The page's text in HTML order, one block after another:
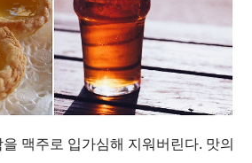
맥주로 입가심해 지워버린다. 맛의